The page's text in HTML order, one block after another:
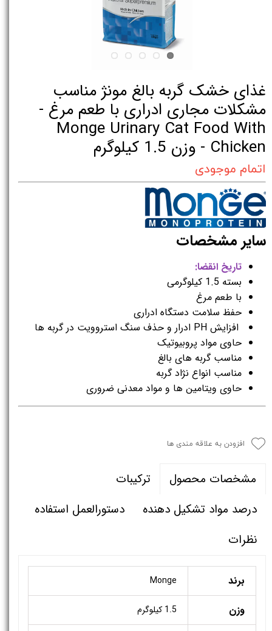
غذای خشک گربه بالغ مونژ مناسب
مشکلات مجاری ادراری با طعم مرغ -
Monge Urinary Cat Food With
Chicken - وزن 1.5 کیلوگرم
اتمام موجودی
سایر مشخصات
تاریخ انقضا:
بسته 1.5 کیلوگرمی
با طعم مرغ
حفظ سلامت دستگاه ادراری
افزایش PH ادرار و حذف سنگ استروویت در گربه ها
حاوی مواد پروبیوتیک
مناسب گربه های بالغ
مناسب انواع نژاد گربه
حاوی ویتامین ها و مواد معدنی ضروری
افزودن به علاقه مندی ها
مشخصات محصول
ترکیبات
درصد مواد تشکیل دهنده
دستورالعمل استفاده
نظرات
برند Monge
وزن 1.5 کیلوگرم